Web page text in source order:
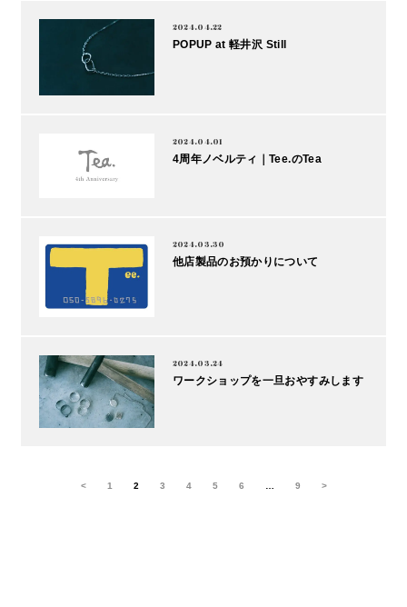
2024.04.22
POPUP at 軽井沢 Still
2024.04.01
4周年ノベルティ｜Tee.のTea
2024.03.30
他店製品のお預かりについて
2024.03.24
ワークショップを一旦おやすみします
< 1 2 3 4 5 6 9 >